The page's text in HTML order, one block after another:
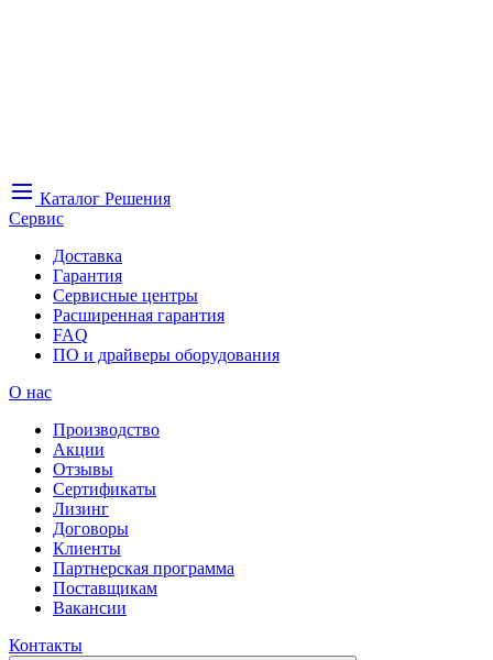
Каталог Решения
Сервис
Доставка
Гарантия
Сервисные центры
Расширенная гарантия
FAQ
ПО и драйверы оборудования
О нас
Производство
Акции
Отзывы
Сертификаты
Лизинг
Договоры
Клиенты
Партнерская программа
Поставщикам
Вакансии
Контакты